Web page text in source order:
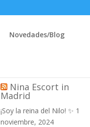
Novedades/Blog
Nina Escort in
Madrid
¡Soy la reina del Nilo! ✨ 1
noviembre, 2024